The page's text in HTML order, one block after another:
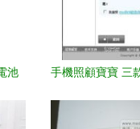
池
手機照顧寶寶 三